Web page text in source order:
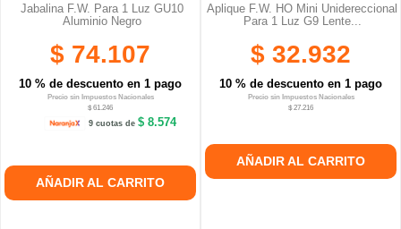
Jabalina F.W. Para 1 Luz GU10
Aluminio Negro
$ 74.107
10 % de descuento en 1 pago
Precio sin Impuestos Nacionales
$ 61.246
9 cuotas de $ 8.574
AÑADIR AL CARRITO
Aplique F.W. HO Mini Unidereccional
Para 1 Luz G9 Lente...
$ 32.932
10 % de descuento en 1 pago
Precio sin Impuestos Nacionales
$ 27.216
AÑADIR AL CARRITO